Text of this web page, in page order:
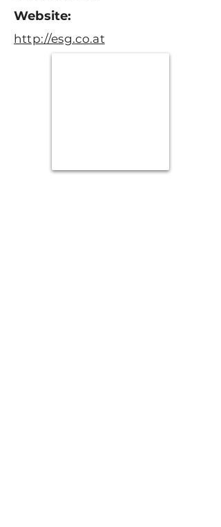
Website:
http://esg.co.at